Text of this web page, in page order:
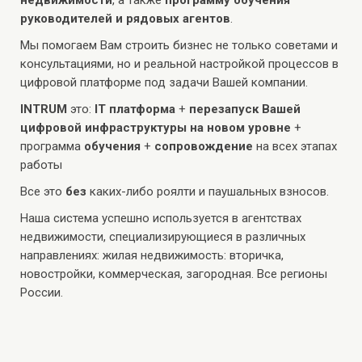
руководителей и рядовых агентов.
Мы помогаем Вам строить бизнес не только советами и
консультациями, но и реальной настройкой процессов в
цифровой платформе под задачи Вашей компании.
INTRUM это: IT платформа + перезапуск Вашей
цифровой инфраструктуры на новом уровне +
программа обучения + сопровождение на всех этапах
работы
Все это без каких-либо роялти и паушальных взносов.
Наша система успешно используется в агентствах
недвижимости, специализирующиеся в различных
направлениях: жилая недвижимость: вторичка,
новостройки, коммерческая, загородная. Все регионы
России.